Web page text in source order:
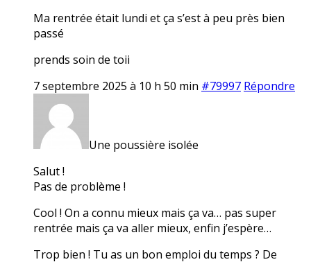
Ma rentrée était lundi et ça s’est à peu près bien
passé
prends soin de toii
7 septembre 2025 à 10 h 50 min #79997 Répondre
Une poussière isolée
Salut !
Pas de problème !
Cool ! On a connu mieux mais ça va… pas super
rentrée mais ça va aller mieux, enfin j’espère…
Trop bien ! Tu as un bon emploi du temps ? De